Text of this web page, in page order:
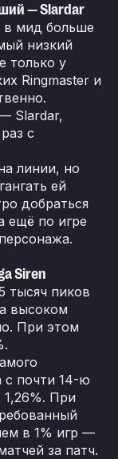
— Slardar
в мид больше
низкий
только у
Ringmaster и
Slardar,
с
линии, но
ей
добраться
ещё по игре
Siren
тысяч пиков
высоком
При этом
с почти 14-ю
1,26%. При
в 1% игр —
за патч.